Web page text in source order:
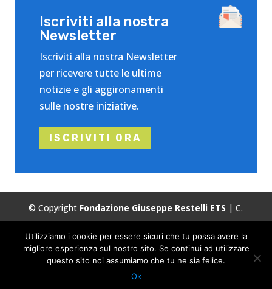
Iscriviti alla nostra
Newsletter
Iscriviti alla nostra Newsletter
per ricevere tutte le ultime
notizie e gli aggironamenti
sulle nostre iniziative.
ISCRIVITI ORA
© Copyright Fondazione Giuseppe Restelli ETS | C.
Fiscale:86503120155| Tutti i diritti riservati.
Privacy
Cookie Policy
Web Agency
Utilizziamo i cookie per essere sicuri che tu possa avere la
migliore esperienza sul nostro sito. Se continui ad utilizzare
questo sito noi assumiamo che tu ne sia felice.
Ok